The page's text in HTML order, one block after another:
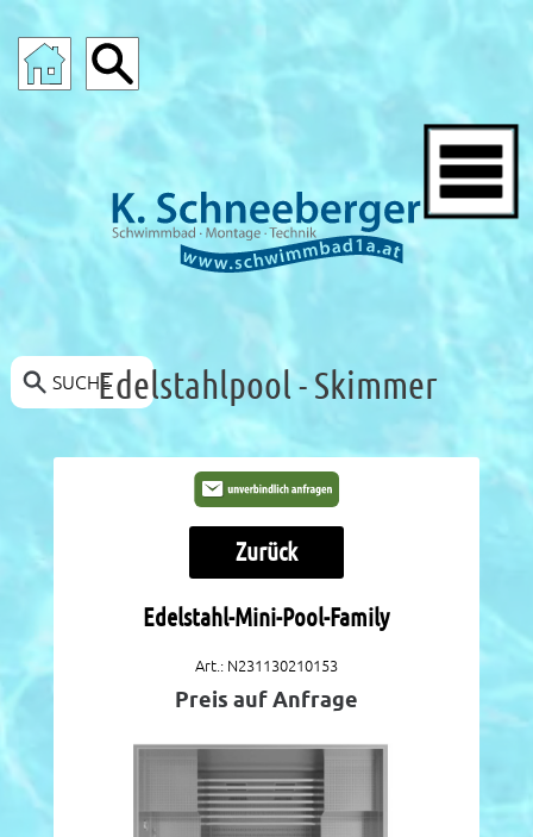
SUCHEEdelstahlpool - Skimmer
Zurück
Edelstahl-Mini-Pool-Family
Art.: N231130210153
Preis auf Anfrage